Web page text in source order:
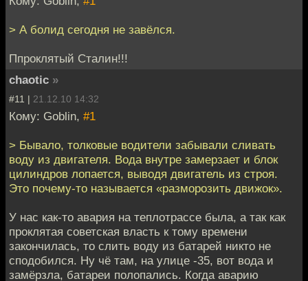
> А болид сегодня не завёлся.
Ппроклятый Сталин!!!
chaotic »
#11 | 21.12.10 14:32
Кому: Goblin, #1
> Бывало, толковые водители забывали сливать
воду из двигателя. Вода внутре замерзает и блок
цилиндров лопается, выводя двигатель из строя.
Это почему-то называется «разморозить движок».
У нас как-то авария на теплотрассе была, а так как
проклятая советская власть к тому времени
закончилась, то слить воду из батарей никто не
сподобился. Ну чё там, на улице -35, вот вода и
замёрзла, батареи полопались. Когда аварию